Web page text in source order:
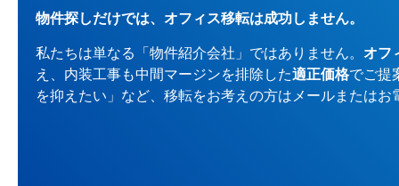
物件探しだけでは、オフィス移転は成功しません。
私たちは単なる「物件紹介会社」ではありません。 オフ
え、内装工事も中間マージンを排除した適正価格でご提
を抑えたい」など、移転をお考えの方はメールまたは